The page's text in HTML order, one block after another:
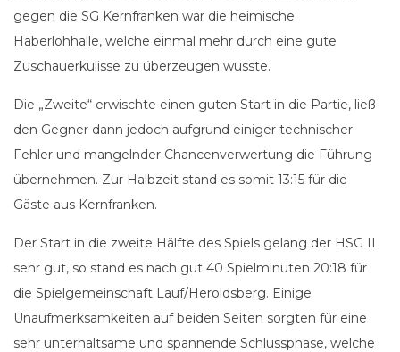
gegen die SG Kernfranken war die heimische
Haberlohhalle, welche einmal mehr durch eine gute
Zuschauerkulisse zu überzeugen wusste.
Die „Zweite“ erwischte einen guten Start in die Partie, ließ
den Gegner dann jedoch aufgrund einiger technischer
Fehler und mangelnder Chancenverwertung die Führung
übernehmen. Zur Halbzeit stand es somit 13:15 für die
Gäste aus Kernfranken.
Der Start in die zweite Hälfte des Spiels gelang der HSG II
sehr gut, so stand es nach gut 40 Spielminuten 20:18 für
die Spielgemeinschaft Lauf/Heroldsberg. Einige
Unaufmerksamkeiten auf beiden Seiten sorgten für eine
sehr unterhaltsame und spannende Schlussphase, welche